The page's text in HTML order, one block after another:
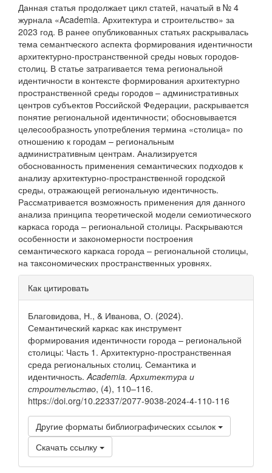
Данная статья продолжает цикл статей, начатый в № 4
журнала «Academia. Архитектура и строительство» за
2023 год. В ранее опубликованных статьях раскрывалась
тема семантческого аспекта формирования идентичности
архитектурно-пространственной среды новых городов-
столиц. В статье затрагивается тема региональной
идентичности в контексте формирования архитектурно
пространственной среды городов – административных
центров субъектов Российской Федерации, раскрывается
понятие региональной идентичности; обосновывается
целесообразность употребления термина «столица» по
отношению к городам – региональным
административным центрам. Анализируется
обоснованность применения семантических подходов к
анализу архитектурно-пространственной городской
среды, отражающей региональную идентичность.
Рассматривается возможность применения для данного
анализа принципа теоретической модели семиотического
каркаса города – региональной столицы. Раскрываются
особенности и закономерности построения
семантического каркаса города – региональной столицы,
на таксономических пространственных уровнях.
Информация
о статье
Как цитировать
Благовидова, Н., & Иванова, О. (2024).
Семантический каркас как инструмент
формирования идентичности города – региональной
столицы: Часть 1. Архитектурно-пространственная
среда региональных столиц. Семантика и
идентичность. Academia. Архитектура и
строительство, (4), 110–116.
https://doi.org/10.22337/2077-9038-2024-4-110-116
Другие форматы библиографических ссылок
Скачать ссылку